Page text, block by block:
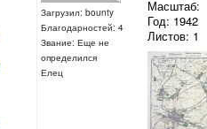
Загрузил: bounty
Благодарностей: 4
Звание: Еще не
определился
Елец
Масштаб:
Год: 1942
Листов: 1